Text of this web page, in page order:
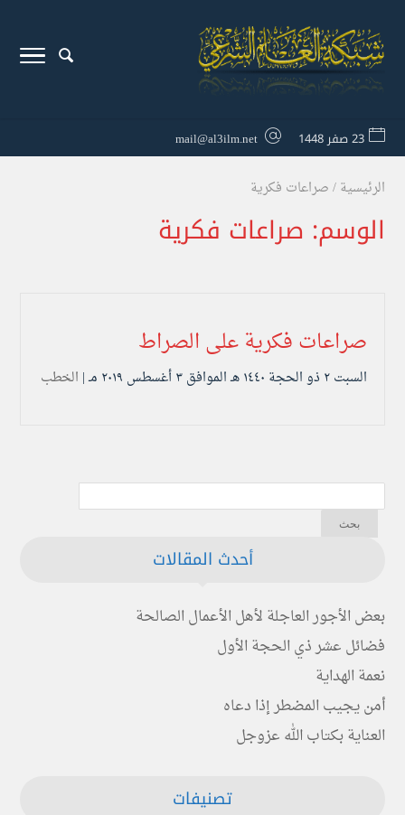
23 صفر 1448 mail@al3ilm.net
الرئيسية/صراعات فكرية
الوسم: صراعات فكرية
صراعات فكرية على الصراط
السبت ۲ ذو الحجة ۱٤٤۰ هـ الموافق ۳ أغسطس ۲۰۱۹ مـ | الخطب
أحدث المقالات
بعض الأجور العاجلة لأهل الأعمال الصالحة
فضائل عشر ذي الحجة الأول
نعمة الهداية
أمن يجيب المضطر إذا دعاه
العناية بكتاب الله عزوجل
تصنيفات